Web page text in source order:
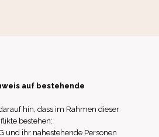
auf bestehende
hin, dass im Rahmen dieser
bestehen:
und ihr nahestehende Personen